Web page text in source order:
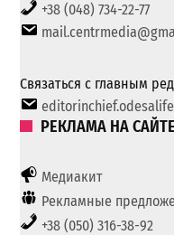
+38 (048) 734-22-77
Связаться с главным
РЕКЛАМА НА САЙТЕ
Медиакит
Рекламные
+38 (050) 316-38-92